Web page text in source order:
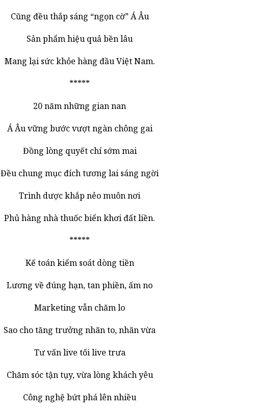
Cũng đều thắp sáng “ngọn cờ” Á Âu
Sản phẩm hiệu quả bền lâu
Mang lại sức khỏe hàng đầu Việt Nam.
*****
20 năm những gian nan
Á Âu vững bước vượt ngàn chông gai
Đồng lòng quyết chí sớm mai
Đều chung mục đích tương lai sáng ngời
Trình dược khắp nẻo muôn nơi
Phủ hàng nhà thuốc biển khơi đất liền.
*****
Kế toán kiểm soát dòng tiền
Lương về đúng hạn, tan phiền, ấm no
Marketing vẫn chăm lo
Sao cho tăng trưởng nhãn to, nhãn vừa
Tư vấn live tối live trưa
Chăm sóc tận tụy, vừa lòng khách yêu
Công nghệ bứt phá lên nhiều